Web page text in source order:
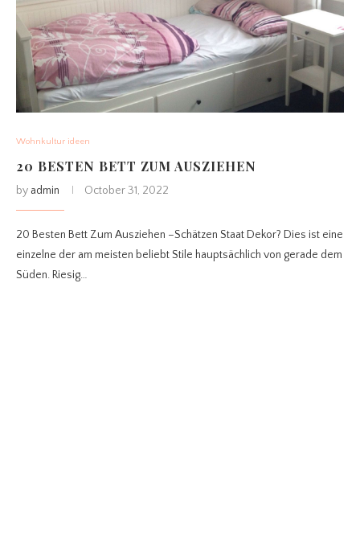
Wohnkultur ideen
20 BESTEN BETT ZUM AUSZIEHEN
by admin October 31, 2022
20 Besten Bett Zum Ausziehen –Schätzen Staat Dekor? Dies ist eine
einzelne der am meisten beliebt Stile hauptsächlich von gerade dem
Süden. Riesig…